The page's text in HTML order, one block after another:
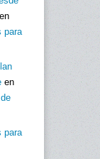
en
para
en
para